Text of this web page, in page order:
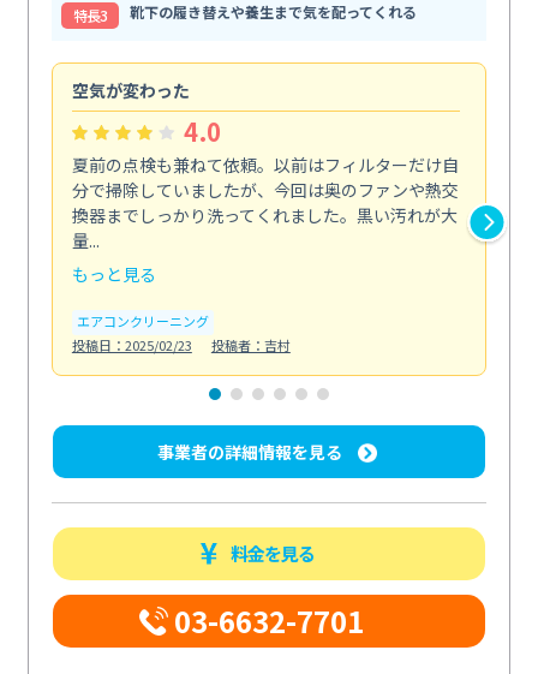
特⻑3
靴下の履き替えや養生まで気を配ってくれる
空気が変わった
4.0
夏前の点検も兼ねて依頼。以前はフィルターだけ自
分で掃除していましたが、今回は奥のファンや熱交
換器までしっかり洗ってくれました。黒い汚れが大
量...
もっと見る
エアコンクリーニング
投稿日：2025/02/23
投稿者：吉村
事業者の詳細情報を見る
料金を見る
03-6632-7701